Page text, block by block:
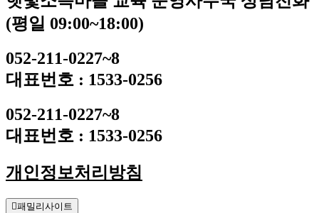
(평일 09:00~18:00)
052-211-0227~8
대표번호 : 1533-0256
052-211-0227~8
대표번호 : 1533-0256
개인정보처리방침
패밀리사이트